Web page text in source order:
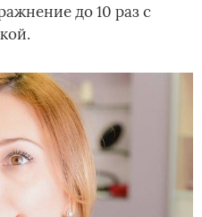
до 10 раз с